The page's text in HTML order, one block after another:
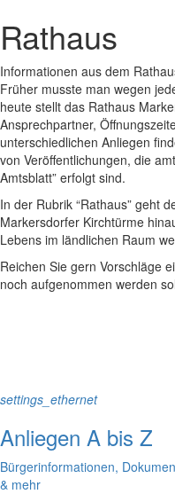
Rathaus
Informationen aus dem
Früher musste man wegen
heute stellt das Rathaus
Ansprechpartner,
unterschiedlichen Anliegen
von Veröffentlichungen, die
Amtsblatt” erfolgt sind.
In der Rubrik “Rathaus” geht
Markersdorfer Kirchtürme
Lebens im ländlichen Raum
Reichen Sie gern Vorschläge
noch aufgenommen werden
settings_ethernet
Anliegen A bis Z
Bürgerinformationen,
& mehr